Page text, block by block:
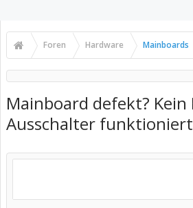
Foren Hardware Mainboards
Mainboard defekt?
Ausschalter